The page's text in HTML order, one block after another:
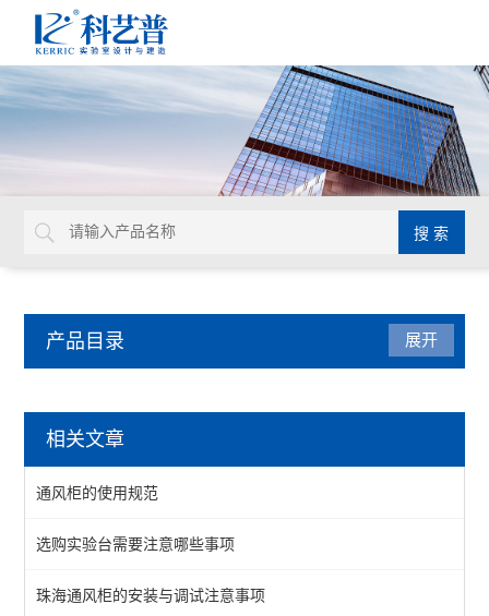
产品目录
实验台
通风柜
实验室高柜
查看全部 >>
展开
相关文章
通风柜的使用规范
选购实验台需要注意哪些事项
珠海通风柜的安装与调试注意事项